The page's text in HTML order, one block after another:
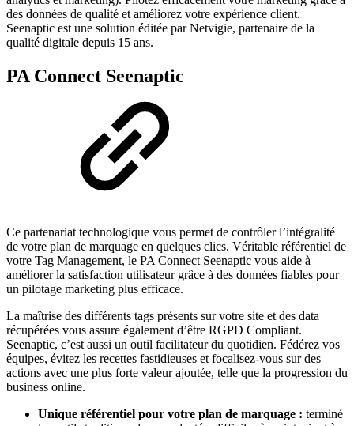
des données de qualité et améliorez votre expérience client.
Seenaptic est une solution éditée par Netvigie, partenaire de la
qualité digitale depuis 15 ans.
PA Connect Seenaptic
Ce partenariat technologique vous permet de contrôler l’intégralité
de votre plan de marquage en quelques clics. Véritable référentiel de
votre Tag Management, le PA Connect Seenaptic vous aide à
améliorer la satisfaction utilisateur grâce à des données fiables pour
un pilotage marketing plus efficace.
La maîtrise des différents tags présents sur votre site et des data
récupérées vous assure également d’être RGPD Compliant.
Seenaptic, c’est aussi un outil facilitateur du quotidien. Fédérez vos
équipes, évitez les recettes fastidieuses et focalisez-vous sur des
actions avec une plus forte valeur ajoutée, telle que la progression du
business online.
Unique référentiel pour votre plan de marquage : terminé